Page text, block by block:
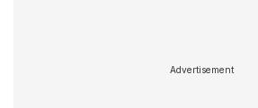
Advertisement